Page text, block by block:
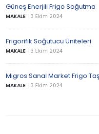
Güneş Enerjili Frigo Soğutma
MAKALE | 3 Ekim 2024
Frigorifik Soğutucu Üniteleri
MAKALE | 3 Ekim 2024
Migros Sanal Market Frigo
MAKALE | 3 Ekim 2024